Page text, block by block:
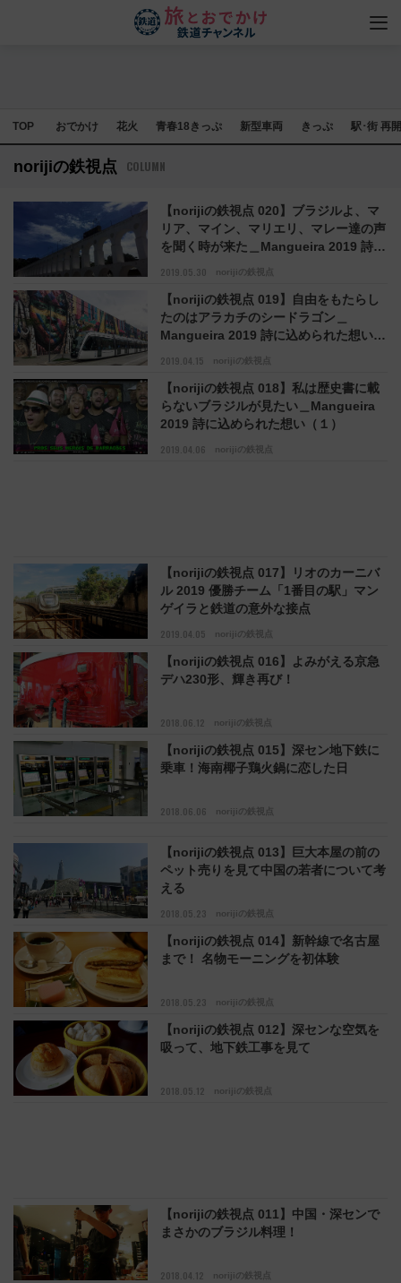
TOP おでかけ 花火 青春18きっぷ 新型車両 きっぷ 駅･街 再
norijiの鉄視点 COLUMN
2019.05.30 norijiの鉄視点
【norijiの鉄視点 020】ブラジルよ、マ
リア、マイン、マリエリ、マレー達の声
を聞く時が来た＿Mangueira 2019 詩に
2019.04.15 norijiの鉄視点
【norijiの鉄視点 019】自由をもたらし
たのはアラカチのシードラゴン＿
Mangueira 2019 詩に込められた想い
2019.04.06 norijiの鉄視点
【norijiの鉄視点 018】私は歴史書に載
らないブラジルが見たい＿Mangueira
2019 詩に込められた想い（１）
2019.04.05 norijiの鉄視点
【norijiの鉄視点 017】リオのカーニバ
ル 2019 優勝チーム「1番目の駅」マン
ゲイラと鉄道の意外な接点
2018.06.12 norijiの鉄視点
【norijiの鉄視点 016】よみがえる京急
デハ230形、輝き再び！
2018.06.06 norijiの鉄視点
【norijiの鉄視点 015】深セン地下鉄に
乗車！海南椰子鶏火鍋に恋した日
2018.05.23 norijiの鉄視点
【norijiの鉄視点 013】巨大本屋の前の
ペット売りを見て中国の若者について考
える
2018.05.23 norijiの鉄視点
【norijiの鉄視点 014】新幹線で名古屋
まで！ 名物モーニングを初体験
2018.05.12 norijiの鉄視点
【norijiの鉄視点 012】深センな空気を
吸って、地下鉄工事を見て
2018.04.12 norijiの鉄視点
【norijiの鉄視点 011】中国・深センで
まさかのブラジル料理！